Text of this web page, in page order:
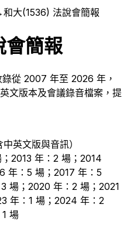
和大(1536) 法說會簡報
會簡報
錄從 2007 年至 2026 年，
文版本及會議錄音檔案，提
英文版與音訊）
2013 年：2 場；2014
年：5 場；2017 年：5
場；2020 年：2 場；2021
年：1 場；2024 年：2
場